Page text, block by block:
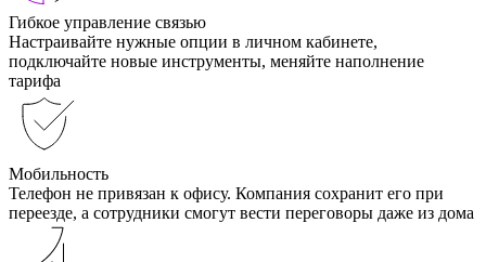
Гибкое управление связью
Настраивайте нужные опции в личном кабинете,
подключайте новые инструменты, меняйте наполнение
тарифа
Мобильность
Телефон не привязан к офису. Компания сохранит его при
переезде, а сотрудники смогут вести переговоры даже из дома